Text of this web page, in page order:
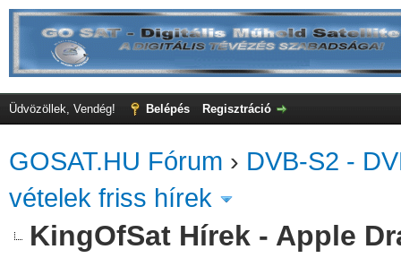
Üdvözöllek, Vendég! Belépés Regisztráció
GOSAT.HU Fórum › DVB-S2 -
vételek friss hírek
KingOfSat Hírek - Apple